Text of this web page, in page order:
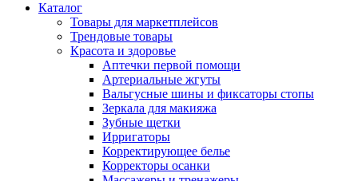
Каталог
Товары для маркетплейсов
Трендовые товары
Красота и здоровье
Аптечки первой помощи
Артериальные жгуты
Вальгусные шины и фиксаторы стопы
Зеркала для макияжа
Зубные щетки
Ирригаторы
Корректирующее белье
Корректоры осанки